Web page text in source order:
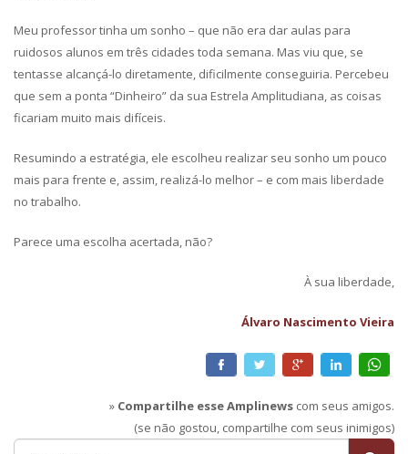
Meu professor tinha um sonho – que não era dar aulas para
ruidosos alunos em três cidades toda semana. Mas viu que, se
tentasse alcançá-lo diretamente, dificilmente conseguiria. Percebeu
que sem a ponta “Dinheiro” da sua Estrela Amplitudiana, as coisas
ficariam muito mais difíceis.
Resumindo a estratégia, ele escolheu realizar seu sonho um pouco
mais para frente e, assim, realizá-lo melhor – e com mais liberdade
no trabalho.
Parece uma escolha acertada, não?
À sua liberdade,
Álvaro Nascimento Vieira
Facebook Twitter Google+ LinkedIn
» Compartilhe esse Amplinews com seus amigos.
(se não gostou, compartilhe com seus inimigos)